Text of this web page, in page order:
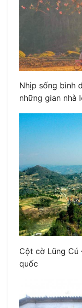
Nhịp sống bình
những gian nhà
Cột cờ Lũng Cú
quốc